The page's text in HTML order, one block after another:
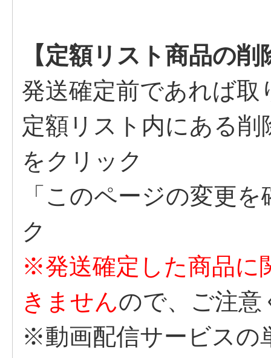
【定額リスト商品の削
発送確定前であれば
定額リスト内にある
をクリック
「このページの変更
ク
※発送確定した商品に
きませんので、ご注意
※動画配信サービスの